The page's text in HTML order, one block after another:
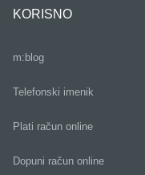
KORISNO
m:blog
Telefonski imenik
Plati račun online
Dopuni račun online